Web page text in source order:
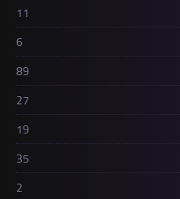
11
6
89
27
19
35
2